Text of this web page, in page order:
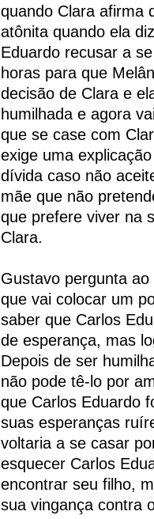
quando Clara afirma
atônita quando ela
Eduardo recusar a
horas para que
decisão de Clara e
humilhada e agora
que se case com
exige uma
dívida caso não
mãe que não
que prefere viver na
Clara.
Gustavo pergunta
que vai colocar um
saber que Carlos
de esperança, mas
Depois de ser
não pode tê-lo por
que Carlos Eduardo
suas esperanças
voltaria a se casar
esquecer Carlos
encontrar seu filho,
sua vingança contra